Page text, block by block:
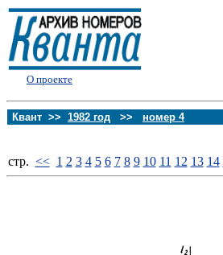
О проекте
Квант >> 1982 год >> номер 4
стp. << 1 2 3 4 5 6 7 8 9 10 11 12 13 14